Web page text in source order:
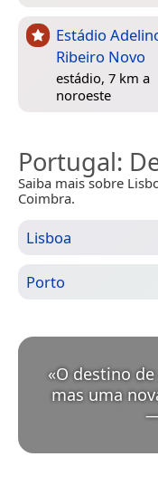
Estádio
Ribeiro Novo
estádio, 7 km a
noroeste
Portugal:
Saiba mais sobre
Coimbra.
Lisboa
Porto
«O destino
mas uma